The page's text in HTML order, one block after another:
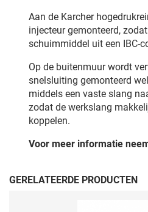
Aan de Karcher
injecteur gemonteerd,
schuimmiddel uit een IBC-
Op de buitenmuur wordt
snelsluiting gemonteerd
middels een vaste slang
zodat de werkslang
koppelen.
Voor meer informatie
GERELATEERDE PRODUCTEN